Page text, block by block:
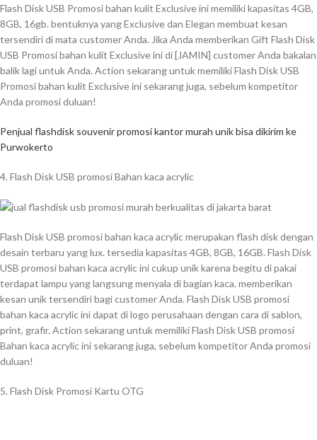
Flash Disk USB Promosi bahan kulit Exclusive ini memiliki kapasitas 4GB,
8GB, 16gb. bentuknya yang Exclusive dan Elegan membuat kesan
tersendiri di mata customer Anda. Jika Anda memberikan Gift Flash Disk
USB Promosi bahan kulit Exclusive ini di [JAMIN] customer Anda bakalan
balik lagi untuk Anda. Action sekarang untuk memiliki Flash Disk USB
Promosi bahan kulit Exclusive ini sekarang juga, sebelum kompetitor
Anda promosi duluan!
Penjual flashdisk souvenir promosi kantor murah unik bisa dikirim ke
Purwokerto
4. Flash Disk USB promosi Bahan kaca acrylic
Flash Disk USB promosi bahan kaca acrylic merupakan flash disk dengan
desain terbaru yang lux. tersedia kapasitas 4GB, 8GB, 16GB. Flash Disk
USB promosi bahan kaca acrylic ini cukup unik karena begitu di pakai
terdapat lampu yang langsung menyala di bagian kaca. memberikan
kesan unik tersendiri bagi customer Anda. Flash Disk USB promosi
bahan kaca acrylic ini dapat di logo perusahaan dengan cara di sablon,
print, grafir. Action sekarang untuk memiliki Flash Disk USB promosi
Bahan kaca acrylic ini sekarang juga, sebelum kompetitor Anda promosi
duluan!
5. Flash Disk Promosi Kartu OTG